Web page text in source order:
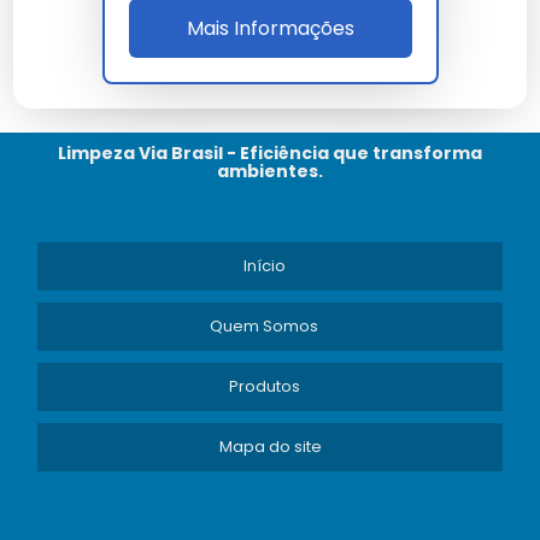
clorados e específicos para uso profissional.
Por que é importante comprar
de fornecedores certificados?
normas regulatórias.
Como garantir a eficácia do
desinfetante?
e dentro do prazo de validade para garantir eficácia
Mais Informações
Limpeza Via Brasil - Eficiência que transforma
ambientes.
Início
Quem Somos
Produtos
Mapa do site